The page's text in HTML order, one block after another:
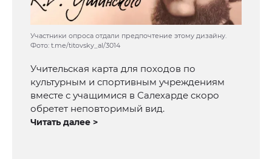
Участники опроса отдали предпочтение этому дизайну.
Фото: t.me/titovsky_al/3014
Учительская карта для походов по
культурным и спортивным учреждениям
вместе с учащимися в Салехарде скоро
обретет неповторимый вид.
Читать далее >